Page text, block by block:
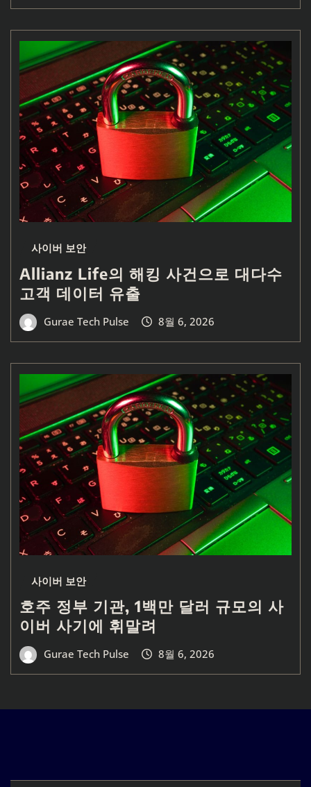
사이버 보안
Allianz Life의 해킹 사건으로 대다수
고객 데이터 유출
Gurae Tech Pulse 8월 6, 2026
사이버 보안
호주 정부 기관, 1백만 달러 규모의 사
이버 사기에 휘말려
Gurae Tech Pulse 8월 6, 2026